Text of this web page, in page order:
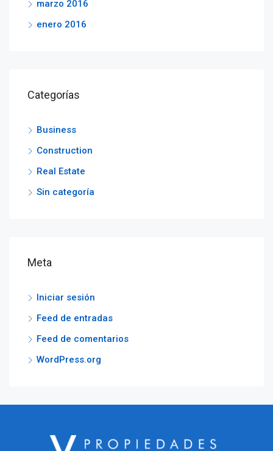
marzo 2016
enero 2016
Categorías
Business
Construction
Real Estate
Sin categoría
Meta
Iniciar sesión
Feed de entradas
Feed de comentarios
WordPress.org